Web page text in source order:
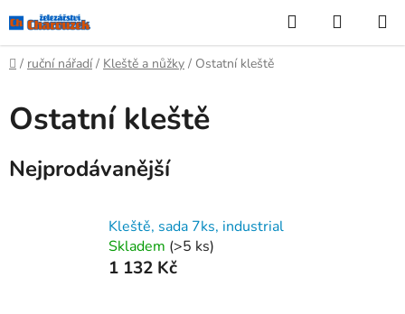
na
obsah
Hledat
KOŠÍK
Domů
/ ruční nářadí / Kleště a nůžky / Ostatní kleště
Ostatní kleště
Nejprodávanější
Kleště, sada 7ks, industrial
Skladem (>5 ks)
1 132 Kč